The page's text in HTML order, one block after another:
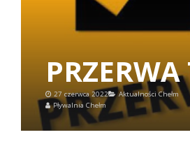
27 czerwca 2022
Aktualności Chełm
Pływalnia Chełm